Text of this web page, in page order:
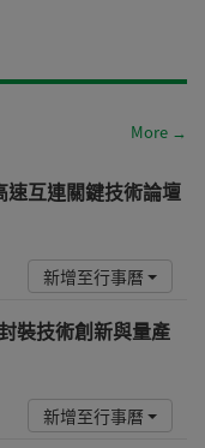
More →
速互連關鍵技術論壇
新增至行事曆
裝技術創新與量產
新增至行事曆